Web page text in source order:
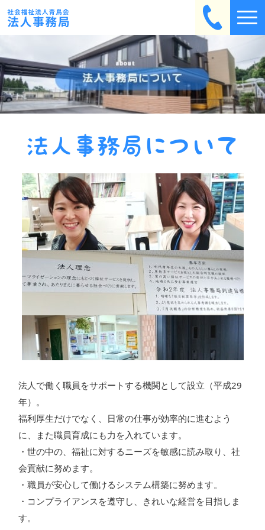
法人事務局について
法人で働く職員をサポートする機関として設立（平成29
年）。
福利厚生だけでなく、日常の仕事が効率的に進むよう
に、また職員育成にも力を入れています。
・世の中の、福祉に対するニーズを敏感に読み取り、社
会貢献に努めます。
・職員が安心して働けるシステム構築に努めます。
・コンプライアンスを遵守し、きれいな経営を目指しま
す。